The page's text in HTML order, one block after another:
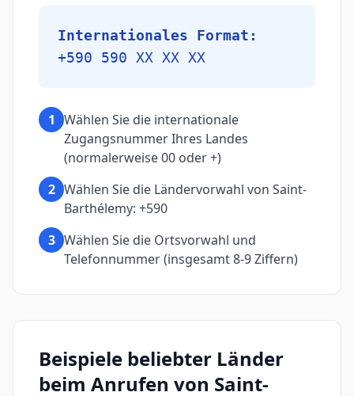
Internationales Format:
+590 590 XX XX XX
1 Wählen Sie die internationale
Zugangsnummer Ihres Landes
(normalerweise 00 oder +)
2 Wählen Sie die Ländervorwahl von Saint-
Barthélemy: +590
3 Wählen Sie die Ortsvorwahl und
Telefonnummer (insgesamt 8-9 Ziffern)
Beispiele beliebter Länder
beim Anrufen von Saint-